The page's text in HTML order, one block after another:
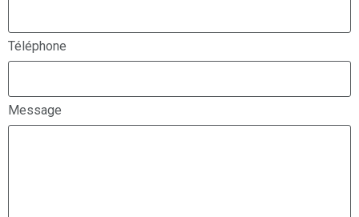
Téléphone
Message